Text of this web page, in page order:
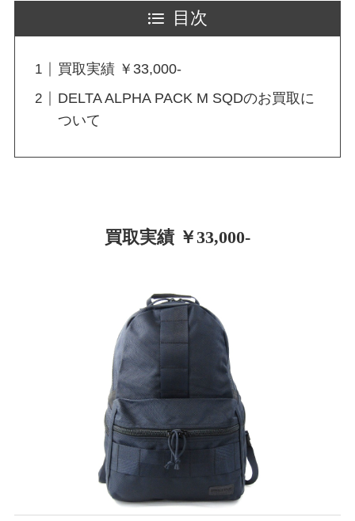
目次
買取実績 ￥33,000-
DELTA ALPHA PACK M SQDのお買取に
ついて
買取実績 ￥33,000-